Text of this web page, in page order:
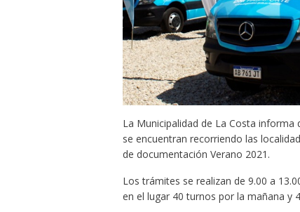
La Municipalidad de La Costa informa
se encuentran recorriendo las
de documentación Verano 2021.
Los trámites se realizan de 9.00 a
en el lugar 40 turnos por la mañana y